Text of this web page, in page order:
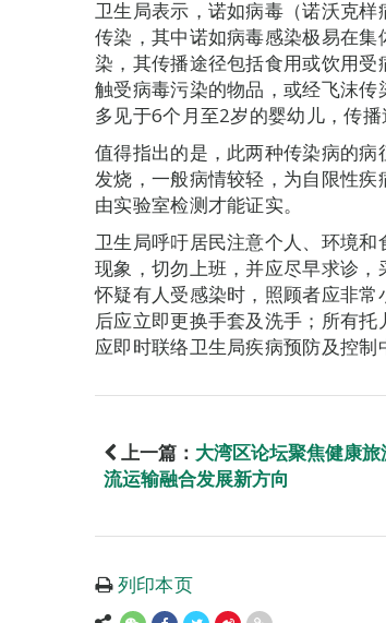
卫生局表示，诺如病毒（诺沃克
传染，其中诺如病毒感染极易在
染，其传播途径包括食用或饮用
触受病毒污染的物品，或经飞沫
多见于6个月至2岁的婴幼儿，传播
值得指出的是，此两种传染病的
发烧，一般病情较轻，为自限性
由实验室检测才能证实。
卫生局呼吁居民注意个人、环境
现象，切勿上班，并应尽早求诊
怀疑有人受感染时，照顾者应非
后应立即更换手套及洗手；所有
应即时联络卫生局疾病预防及控
上一篇： 大湾区论坛聚焦健康
流运输融合发展新方向
列印本页